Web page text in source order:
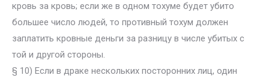
кровь за кровь; если же в одном тохуме будет убито
большее число людей, то противный тохум должен
заплатить кровные деньги за разницу в числе убитых с
той и другой стороны.
§ 10) Если в драке нескольких посторонних лиц, один